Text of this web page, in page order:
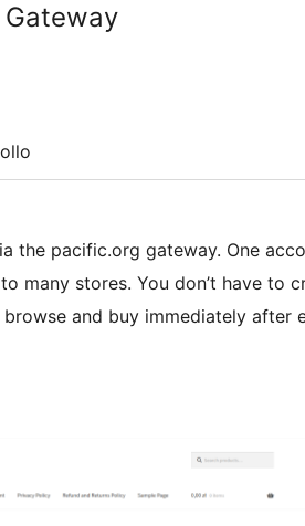
the pacific.org gateway. One
many stores. You don’t have to
and buy immediately after